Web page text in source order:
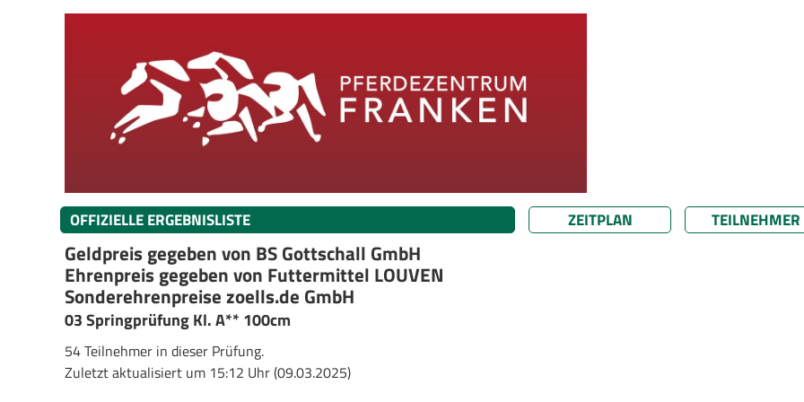
OFFIZIELLE ERGEBNISLISTE ZEITPLAN TEILNEHMER
Geldpreis gegeben von BS Gottschall GmbH
Ehrenpreis gegeben von Futtermittel LOUVEN
Sonderehrenpreise zoells.de GmbH
03 Springprüfung Kl. A** 100cm
54 Teilnehmer in dieser Prüfung.
Zuletzt aktualisiert um 15:12 Uhr (09.03.2025)